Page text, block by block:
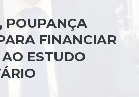
POUPANÇA
FINANCIAR
ESTUDO